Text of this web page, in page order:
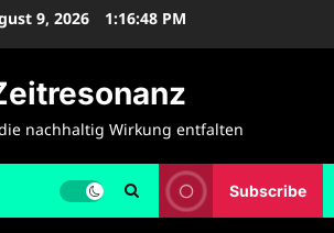
9, 2026 1:16:49 PM
nachhaltig Wirkung entfalten
Subscribe